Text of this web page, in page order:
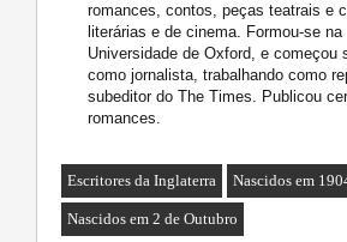
romances, contos, peças teatrais e
literárias e de cinema. Formou-se na
Universidade de Oxford, e começou
como jornalista, trabalhando como
subeditor do The Times. Publicou
romances.
Escritores da Inglaterra Nascidos em
Nascidos em 2 de Outubro